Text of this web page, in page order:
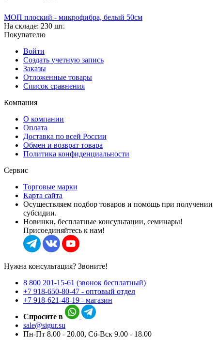
МОП плоский - микрофибра, белый 50см
На складе: 230 шт.
Покупателю
Войти
Создать учетную запись
Заказы
Отложенные товары
Список сравнения
Компания
О компании
Оплата
Доставка по всей России
Обмен и возврат товара
Политика конфиденциальности
Сервис
Торговые марки
Карта сайта
Осуществляем подбор товаров и помощь при получении
субсидии.
Новинки, бесплатные консультации, семинары!
Присоединяйтесь к нам!
Нужна консультация? Звоните!
8 800 201-15-61 (звонок бесплатный)
+7 918-650-80-47 - оптовый отдел
+7 918-621-48-19 - магазин
Спросите в
sale@sigur.su
Пн-Пт 8.00 - 20.00, Сб-Вск 9.00 - 18.00